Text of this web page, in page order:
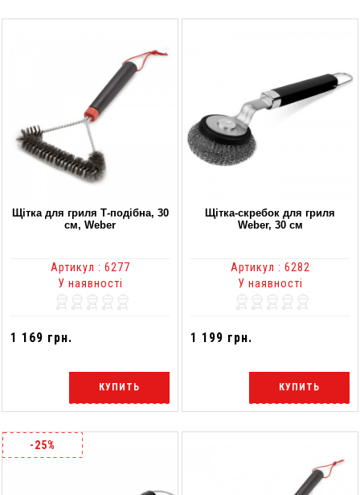
Щітка для гриля Т-подібна, 30
см, Weber
Артикул : 6277
У наявності
1 169 грн.
КУПИТЬ
Щітка-скребок для гриля
Weber, 30 см
Артикул : 6282
У наявності
1 199 грн.
КУПИТЬ
-25%